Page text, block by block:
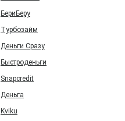
БериБеру
Турбозайм
Деньги Сразу
Быстроденьги
Snapcredit
Деньга
Kviku